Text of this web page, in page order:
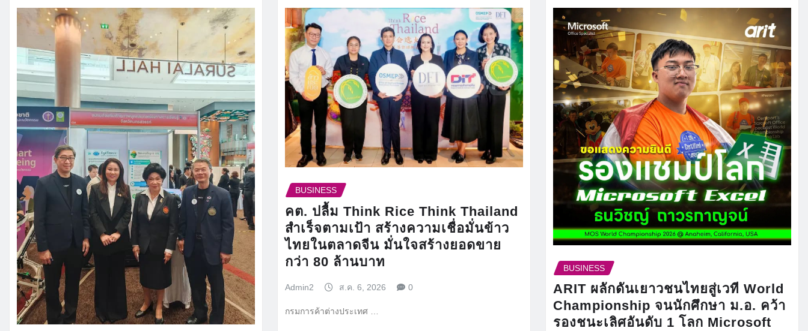
BUSINESS
คต. ปลื้ม Think Rice Think Thailand
สำเร็จตามเป้า สร้างความเชื่อมั่นข้าว
ไทยในตลาดจีน มั่นใจสร้างยอดขาย
กว่า 80 ล้านบาท
Admin2 ส.ค. 6, 2026 0
กรมการค้าต่างประเทศ …
BUSINESS
ARIT ผลักดันเยาวชนไทยสู่เวที World
Championship จนนักศึกษา ม.อ. คว้า
รองชนะเลิศอันดับ 1 โลก Microsoft